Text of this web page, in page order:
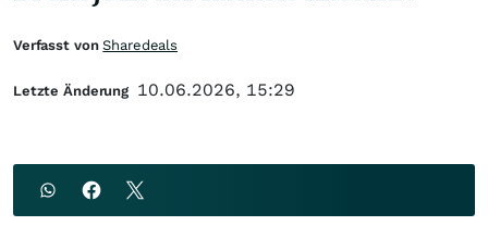
Verfasst vonSharedeals
Letzte Änderung 10.06.2026, 15:29